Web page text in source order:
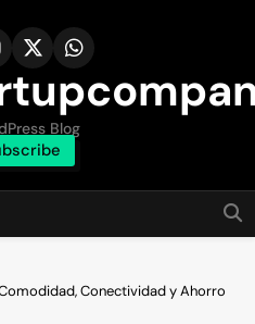
Blog
Conectividad y Ahorro